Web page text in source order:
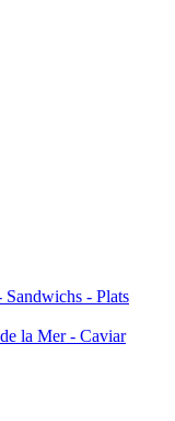
Sandwichs - Plats
la Mer - Caviar